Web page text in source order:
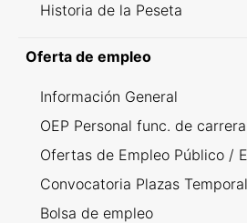
Historia de la Peseta
Oferta de empleo
Información General
OEP Personal func. de
Ofertas de Empleo Público /
Convocatoria Plazas
Bolsa de empleo